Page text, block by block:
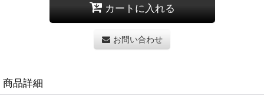
カートに入れる
お問い合わせ
商品詳細